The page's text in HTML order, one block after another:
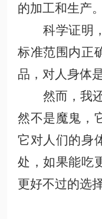
的加工和生产。
科学证明
标准范围内正
品，对人身体
然而，我
然不是魔鬼，
它对人们的身
处，如果能吃
更好不过的选